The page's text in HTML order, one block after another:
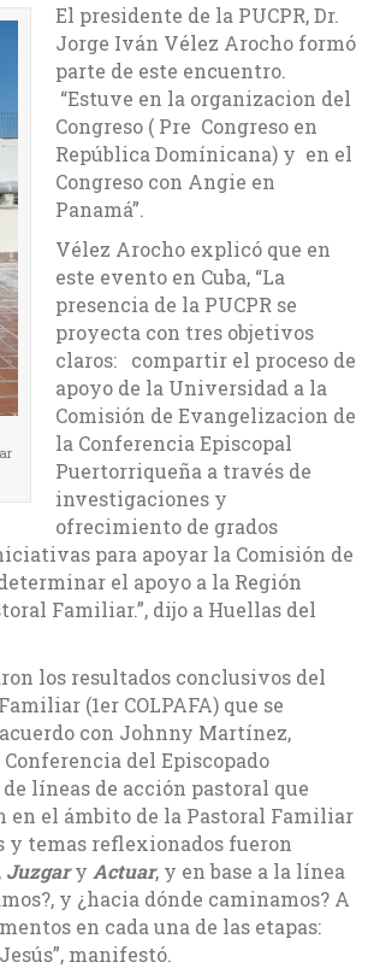
El presidente de la PUCPR, Dr.
Jorge Iván Vélez Arocho formó
parte de este encuentro.
“Estuve en la organizacion del
Congreso ( Pre Congreso en
República Domínicana) y en el
Congreso con Angie en
Panamá”.
Vélez Arocho explicó que en
este evento en Cuba, “La
presencia de la PUCPR se
proyecta con tres objetivos
claros: compartir el proceso de
apoyo de la Universidad a la
Comisión de Evangelizacion de
la Conferencia Episcopal
Puertorriqueña a través de
investigaciones y
ofrecimiento de grados
para apoyar la Comisión de
el apoyo a la Región
Familiar.”, dijo a Huellas del
los resultados conclusivos del
(1er COLPAFA) que se
con Johnny Martínez,
del Episcopado
líneas de acción pastoral que
en el ámbito de la Pastoral Familiar
y temas reflexionados fueron
Juzgary Actuar, y en base a la línea
y ¿hacia dónde caminamos? A
en cada una de las etapas:
manifestó.